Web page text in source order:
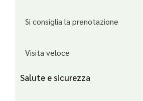
Si consiglia la prenotazione
Visita veloce
Salute e sicurezza